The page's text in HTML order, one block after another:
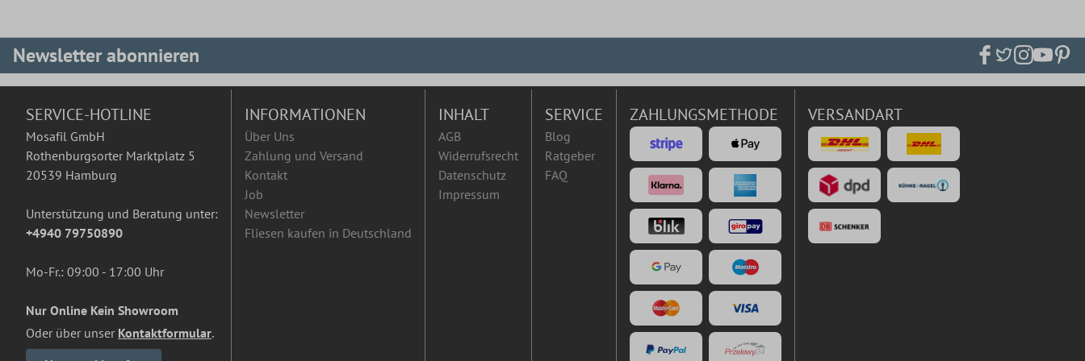
Newsletter abonnieren
SERVICE-HOTLINE
Mosafil GmbH
Rothenburgsorter Marktplatz 5
20539 Hamburg
Unterstützung und Beratung unter:
+4940 79750890
Mo-Fr.: 09:00 - 17:00 Uhr
Nur Online Kein Showroom
Oder über unser Kontaktformular.
INFORMATIONEN
Über Uns
Zahlung und Versand
Kontakt
Job
Newsletter
Fliesen kaufen in Deutschland
INHALT
AGB
Widerrufsrecht
Datenschutz
Impressum
SERVICE
Blog
Ratgeber
FAQ
ZAHLUNGSMETHODE VERSANDART